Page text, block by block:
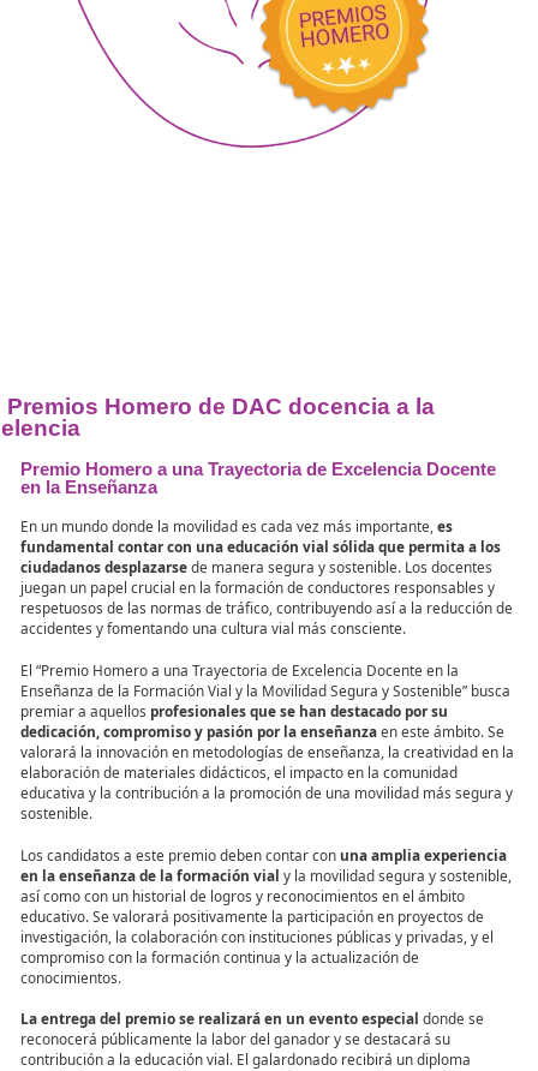
Homero de DAC docencia a la
en la Enseñanza
En un mundo donde la movilidad es cada vez más importante,
fundamental contar con una educación vial sólida que
ciudadanos desplazarsede manera segura y sostenible. Los
juegan un papel crucial en la formación de conductores
respetuosos de las normas de tráfico, contribuyendo así a la
El “Premio Homero a una Trayectoria de Excelencia Docente en
Enseñanza de la Formación Vial y la Movilidad Segura y
premiar a aquellosprofesionales que se han destacado por su
dedicación, compromiso y pasión por la enseñanza
valorará la innovación en metodologías de enseñanza, la
elaboración de materiales didácticos, el impacto en la
educativa y la contribución a la promoción de una movilidad más
sostenible.